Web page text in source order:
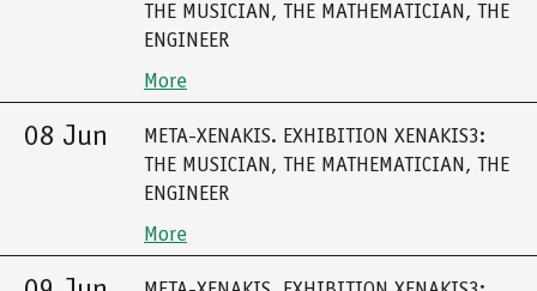
THE MUSICIAN, THE MATHEMATICIAN, THE
ENGINEER
More
08 Jun
META-XENAKIS. EXHIBITION XENAKIS3:
THE MUSICIAN, THE MATHEMATICIAN, THE
ENGINEER
More